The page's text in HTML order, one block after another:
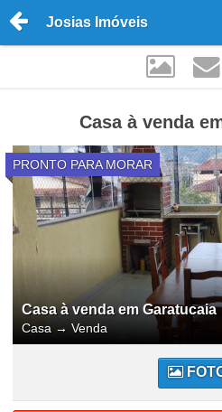
Josias Imóveis
Casa à venda
PRONTO PARA MORAR
Casa à venda em Garatucaia
Casa → Venda